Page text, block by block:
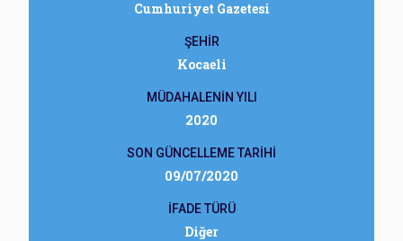
Cumhuriyet Gazetesi
ŞEHİR
Kocaeli
MÜDAHALENİN YILI
2020
SON GÜNCELLEME TARİHİ
09/07/2020
İFADE TÜRÜ
Diğer